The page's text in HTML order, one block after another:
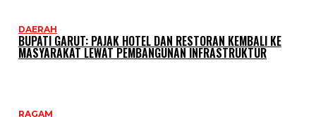
DAERAH
BUPATI GARUT: PAJAK HOTEL DAN RESTORAN KEMBALI KE
MASYARAKAT LEWAT PEMBANGUNAN INFRASTRUKTUR
RAGAM